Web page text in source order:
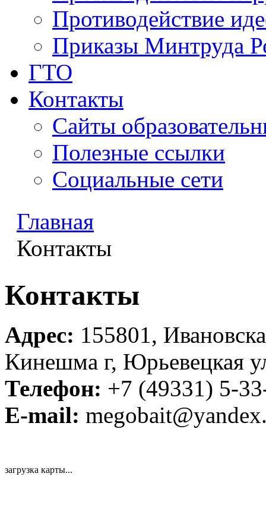
Противодействие
Приказы Минтруда
ГТО
Контакты
Сайты
Полезные ссылки
Социальные сети
Главная
Контакты
Контакты
Адрес: 155801,
Кинешма г, Юрьевецкая
Телефон: +7 (49331) 5-
E-mail:
загрузка карты...